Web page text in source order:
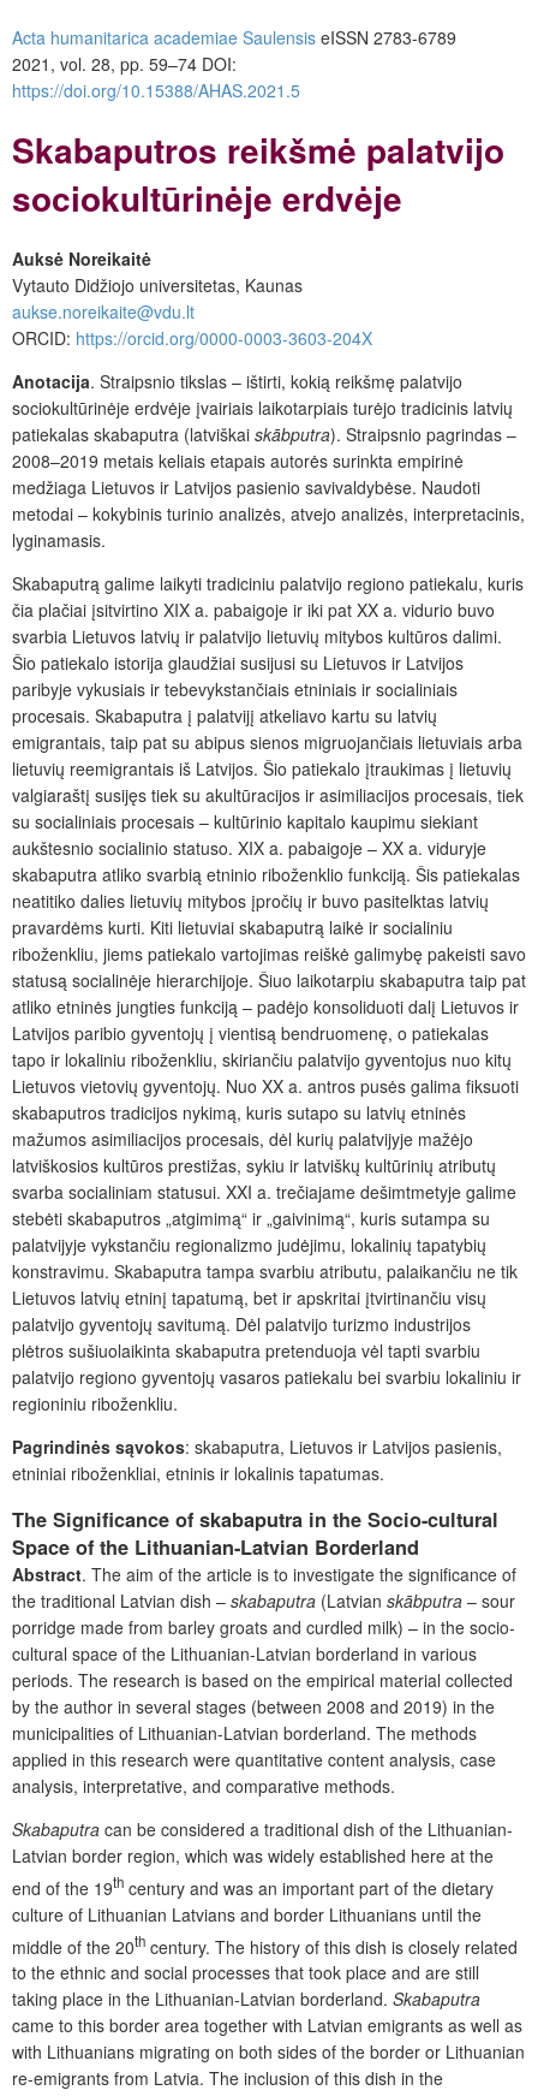
Acta humanitarica academiae Saulensis eISSN 2783-6789
2021, vol. 28, pp. 59–74 DOI:
https://doi.org/10.15388/AHAS.2021.5
Skabaputros reikšmė palatvijo
sociokultūrinėje erdvėje
Auksė Noreikaitė
Vytauto Didžiojo universitetas, Kaunas
aukse.noreikaite@vdu.lt
ORCID: https://orcid.org/0000-0003-3603-204X
Anotacija. Straipsnio tikslas – ištirti, kokią reikšmę palatvijo
sociokultūrinėje erdvėje įvairiais laikotarpiais turėjo tradicinis latvių
patiekalas skabaputra (latviškai skābputra). Straipsnio pagrindas –
2008–2019 metais keliais etapais autorės surinkta empirinė
medžiaga Lietuvos ir Latvijos pasienio savivaldybėse. Naudoti
metodai – kokybinis turinio analizės, atvejo analizės, interpretacinis,
lyginamasis.
Skabaputrą galime laikyti tradiciniu palatvijo regiono patiekalu, kuris
čia plačiai įsitvirtino XIX a. pabaigoje ir iki pat XX a. vidurio buvo
svarbia Lietuvos latvių ir palatvijo lietuvių mitybos kultūros dalimi.
Šio patiekalo istorija glaudžiai susijusi su Lietuvos ir Latvijos
paribyje vykusiais ir tebevykstančiais etniniais ir socialiniais
procesais. Skabaputra į palatvijį atkeliavo kartu su latvių
emigrantais, taip pat su abipus sienos migruojančiais lietuviais arba
lietuvių reemigrantais iš Latvijos. Šio patiekalo įtraukimas į lietuvių
valgiaraštį susijęs tiek su akultūracijos ir asimiliacijos procesais, tiek
su socialiniais procesais – kultūrinio kapitalo kaupimu siekiant
aukštesnio socialinio statuso. XIX a. pabaigoje – XX a. viduryje
skabaputra atliko svarbią etninio riboženklio funkciją. Šis patiekalas
neatitiko dalies lietuvių mitybos įpročių ir buvo pasitelktas latvių
pravardėms kurti. Kiti lietuviai skabaputrą laikė ir socialiniu
riboženkliu, jiems patiekalo vartojimas reiškė galimybę pakeisti savo
statusą socialinėje hierarchijoje. Šiuo laikotarpiu skabaputra taip pat
atliko etninės jungties funkciją – padėjo konsoliduoti dalį Lietuvos ir
Latvijos paribio gyventojų į vientisą bendruomenę, o patiekalas
tapo ir lokaliniu riboženkliu, skiriančiu palatvijo gyventojus nuo kitų
Lietuvos vietovių gyventojų. Nuo XX a. antros pusės galima fiksuoti
skabaputros tradicijos nykimą, kuris sutapo su latvių etninės
mažumos asimiliacijos procesais, dėl kurių palatvijyje mažėjo
latviškosios kultūros prestižas, sykiu ir latviškų kultūrinių atributų
svarba socialiniam statusui. XXI a. trečiajame dešimtmetyje galime
stebėti skabaputros „atgimimą“ ir „gaivinimą“, kuris sutampa su
palatvijyje vykstančiu regionalizmo judėjimu, lokalinių tapatybių
konstravimu. Skabaputra tampa svarbiu atributu, palaikančiu ne tik
Lietuvos latvių etninį tapatumą, bet ir apskritai įtvirtinančiu visų
palatvijo gyventojų savitumą. Dėl palatvijo turizmo industrijos
plėtros sušiuolaikinta skabaputra pretenduoja vėl tapti svarbiu
palatvijo regiono gyventojų vasaros patiekalu bei svarbiu lokaliniu ir
regioniniu riboženkliu.
Pagrindinės sąvokos: skabaputra, Lietuvos ir Latvijos pasienis,
etniniai riboženkliai, etninis ir lokalinis tapatumas.
The Significance of skabaputra in the Socio-cultural
Space of the Lithuanian-Latvian Borderland
Abstract. The aim of the article is to investigate the significance of
the traditional Latvian dish – skabaputra (Latvian skābputra – sour
porridge made from barley groats and curdled milk) – in the socio-
cultural space of the Lithuanian-Latvian borderland in various
periods. The research is based on the empirical material collected
by the author in several stages (between 2008 and 2019) in the
municipalities of Lithuanian-Latvian borderland. The methods
applied in this research were quantitative content analysis, case
analysis, interpretative, and comparative methods.
Skabaputra can be considered a traditional dish of the Lithuanian-
Latvian border region, which was widely established here at the
end of the 19th century and was an important part of the dietary
culture of Lithuanian Latvians and border Lithuanians until the
middle of the 20th century. The history of this dish is closely related
to the ethnic and social processes that took place and are still
taking place in the Lithuanian-Latvian borderland. Skabaputra
came to this border area together with Latvian emigrants as well as
with Lithuanians migrating on both sides of the border or Lithuanian
re-emigrants from Latvia. The inclusion of this dish in the